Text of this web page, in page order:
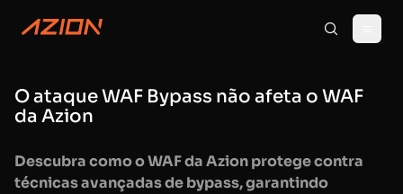
O ataque WAF Bypass não afeta o WAF
da Azion
Descubra como o WAF da Azion protege contra
técnicas avançadas de bypass, garantindo